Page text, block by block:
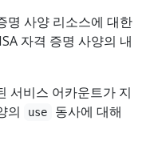
명 사양 리소스에 대한
자격 증명 사양의 내
서비스 어카운트가 지
의
use
동사에 대해